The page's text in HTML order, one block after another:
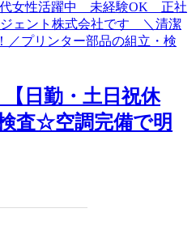
【日勤・土日祝休
査☆空調完備で明